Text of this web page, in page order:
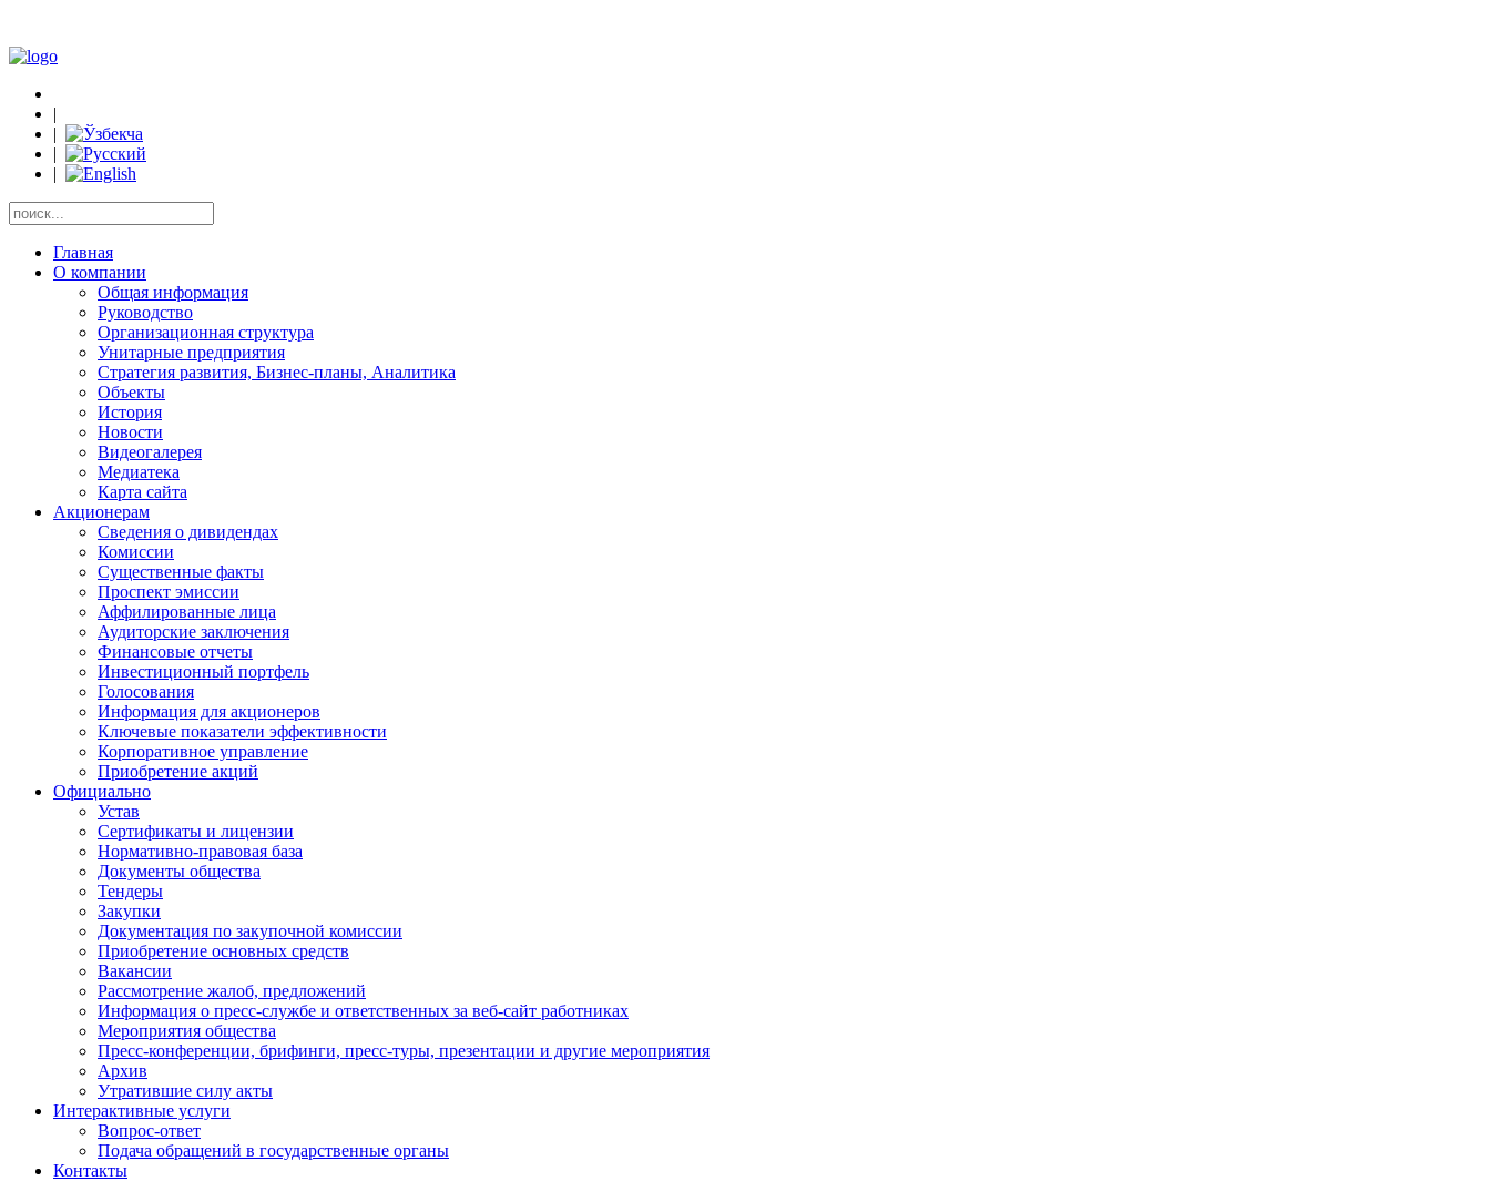
|
|
|
|
Главная
О компании
Общая информация
Руководство
Организационная структура
Унитарные предприятия
Стратегия развития, Бизнес-планы, Аналитика
Объекты
История
Новости
Видеогалерея
Медиатека
Карта сайта
Акционерам
Сведения о дивидендах
Комиссии
Существенные факты
Проспект эмиссии
Аффилированные лица
Аудиторские заключения
Финансовые отчеты
Инвестиционный портфель
Голосования
Информация для акционеров
Ключевые показатели эффективности
Корпоративное управление
Приобретение акций
Официально
Устав
Сертификаты и лицензии
Нормативно-правовая база
Документы общества
Тендеры
Закупки
Документация по закупочной комиссии
Приобретение основных средств
Вакансии
Рассмотрение жалоб, предложений
Информация о пресс-службе и ответственных за веб-сайт работниках
Мероприятия общества
Пресс-конференции, брифинги, пресс-туры, презентации и другие мероприятия
Архив
Утратившие силу акты
Интерактивные услуги
Вопрос-ответ
Подача обращений в государственные органы
Контакты